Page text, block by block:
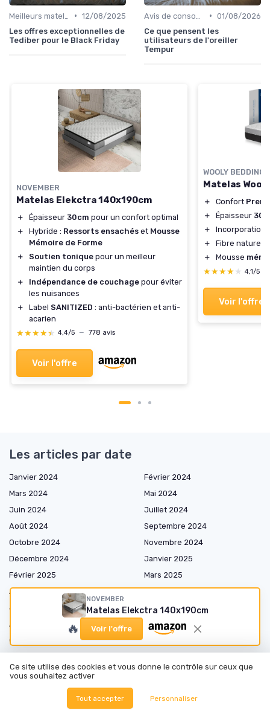
• 12/08/2025
Les offres exceptionnelles de
Tediber pour le Black Friday
• 01/08/2026
Ce que pensent les
utilisateurs de l'oreiller
Tempur
NOVEMBER
Matelas Elekctra 140x190cm
＋ Épaisseur 30cm pour un confort optimal
＋
Hybride : Ressorts ensachés et Mousse
Mémoire de Forme
＋
Soutien tonique pour un meilleur
maintien du corps
＋
Indépendance de couchage pour éviter
les nuisances
＋
Label SANITIZED : anti-bactérien et anti-
acarien
★★★★★
★★★★★ 4,4/5 — 778 avis
Voir l'offre
WOOLY BEDDING
Matelas
＋ Confort
＋
Épaisseur 30
＋
Incorporation
＋
Fibre
＋
Mousse
★★★★★
★★★★★ 4,1/5
Voir l'offre
NOVEMBER
Matelas Elekctra 140x190cm
🔥 Voir l'offre
Les articles par date
Janvier 2024
Février 2024
Mars 2024
Mai 2024
Juin 2024
Juillet 2024
Août 2024
Septembre 2024
Octobre 2024
Novembre 2024
Décembre 2024
Janvier 2025
Février 2025
Mars 2025
Avril 2025
Mai 2025
Juin 2025
Juillet 2025
Août 2025
Septembre 2025
Octobre 2025
Février 2026
Mars 2026
Ce site utilise des cookies et vous donne le contrôle sur ceux que
vous souhaitez activer
Tout accepter Personnaliser